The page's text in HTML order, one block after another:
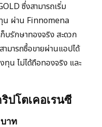
ซึ่งสามารถเริ่ม
น ผ่าน Finnomena
บรักษาทองจริง สะดวก
ามารถซื้อขายผ่านแอปได้
น ไม่ได้ถือทองจริง และ
ปโตเคอเรนซี
าท